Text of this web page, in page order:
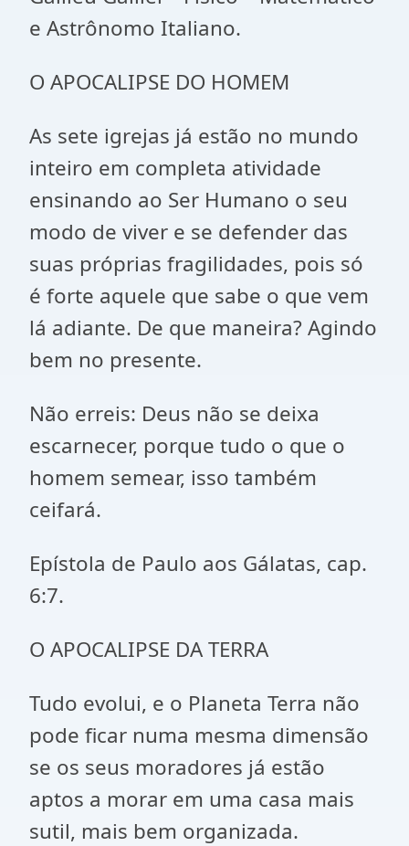
e Astrônomo Italiano.
O APOCALIPSE DO HOMEM
As sete igrejas já estão no mundo
inteiro em completa atividade
ensinando ao Ser Humano o seu
modo de viver e se defender das
suas próprias fragilidades, pois só
é forte aquele que sabe o que vem
lá adiante. De que maneira? Agindo
bem no presente.
Não erreis: Deus não se deixa
escarnecer, porque tudo o que o
homem semear, isso também
ceifará.
Epístola de Paulo aos Gálatas, cap.
6:7.
O APOCALIPSE DA TERRA
Tudo evolui, e o Planeta Terra não
pode ficar numa mesma dimensão
se os seus moradores já estão
aptos a morar em uma casa mais
sutil, mais bem organizada.